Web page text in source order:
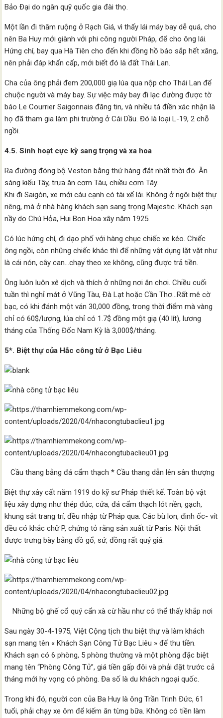
Bảo Đại do ngân quỹ quốc gia đài thọ.
Một lần đi thăm ruộng ở Rạch Giá, vì thấy lái máy bay dễ quá, cho
nên Ba Huy mới giành với phi công người Pháp, để cho ông lái.
Hứng chí, bay qua Hà Tiên cho đến khi đồng hồ báo sắp hết xăng,
nên phải đáp khẩn cấp, mới biết đó là đất Thái Lan.
Cha của ông phải đem 200,000 giạ lúa qua nộp cho Thái Lan để
chuộc người và máy bay. Sự việc máy bay đi lạc đường được tờ
báo Le Courrier Saigonnais đăng tin, và nhiều tá điền xác nhận là
họ đã tham gia làm phi trường ở Cái Dầu. Đó là loại L-19, 2 chỗ
ngồi.
4.5. Sinh hoạt cực kỳ sang trọng và xa hoa
Ra đường đóng bộ Veston bằng thứ hàng đắt nhất thời đó. Ăn
sáng kiểu Tây, trưa ăn cơm Tàu, chiều cơm Tây.
Khi đi Saigòn, xe mới cáu cạnh có tài xế lái. Không ở ngôi biệt thự
riêng, mà ở nhà hàng khách sạn sang trọng Majestic. Khách sạn
nầy do Chú Hỏa, Hui Bon Hoa xây năm 1925.
Có lúc hứng chí, đi dạo phố với hàng chục chiếc xe kéo. Chiếc
ông ngồi, còn những chiếc khác thì để những vật dụng lặt vặt như
là cái nón, cây can…chạy theo xe không, cũng được trả tiền.
Ông luôn luôn xê dịch và thích ở những nơi ăn chơi. Chiều cuối
tuần thì nghỉ mát ở Vũng Tàu, Đà Lạt hoặc Cần Thơ…Rất mê cờ
bạc, có khi đánh một ván 30,000 đồng, trong thời điểm mà vàng
chỉ có 60$/lượng, lúa chỉ có 1.7$ đồng một giạ (40 lít), lương
tháng của Thống Đốc Nam Kỳ là 3,000$/tháng.
5*. Biệt thự của Hắc công tử ở Bạc Liêu
Cầu thang bằng đá cẩm thạch * Cầu thang dẫn lên sân thượng
Biệt thự xây cất năm 1919 do kỹ sư Pháp thiết kế. Toàn bộ vật
liệu xây dựng như thép đúc, cửa, đá cẩm thạch lót nền, gạch,
khung sắt trang trí, đều nhập từ Pháp qua. Các bù lon, đinh ốc- vít
đều có khắc chữ P, chứng tỏ rằng sản xuất từ Paris. Nội thất
được trưng bày bằng đồ gổ, sứ, đồng rất quý giá.
Những bộ ghế cổ quý cẩn xà cừ hầu như có thể thấy khắp nơi
Sau ngày 30-4-1975, Việt Cộng tịch thu biệt thự và làm khách
sạn mang tên « Khách Sạn Công Tử Bạc Liêu » để thu tiền.
Khách sạn có 6 phòng, 5 phòng thường và một phòng đặc biệt
mang tên “Phòng Công Tử”, giá tiền gấp đôi và phải đặt trước cả
tháng mới hy vọng có phòng. Đa số là du khách ngoại quốc.
Trong khi đó, người con của Ba Huy là ông Trần Trinh Đức, 61
tuổi, phải chạy xe ôm để kiếm ăn từng bữa. Không có tiền làm